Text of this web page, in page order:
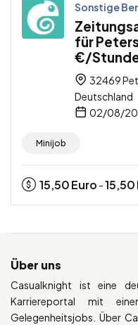
Sonstige
für
€/
32469
Deutschland
02/08/
Minijob
15,50Euro -15,50
Über uns
Casualknight ist eine
Karriereportal mit
Gelegenheitsjobs. Über